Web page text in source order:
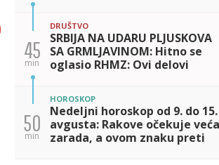
45
min
DRUŠTVO
SRBIJA NA UDARU PLJUSKOVA
SA GRMLJAVINOM: Hitno se
oglasio RHMZ: Ovi delovi
50
min
HOROSKOP
Nedeljni horoskop od 9. do 15.
avgusta: Rakove očekuje veća
zarada, a ovom znaku preti